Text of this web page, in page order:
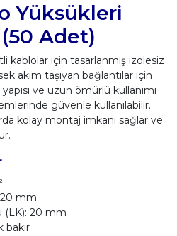
Yüksükleri
Adet)
kablolar için tasarlanmış izolesiz
akım taşıyan bağlantılar için
ve uzun ömürlü kullanımı
güvenle kullanılabilir.
kolay montaj imkanı sağlar ve
mm
(LK): 20 mm
bakır